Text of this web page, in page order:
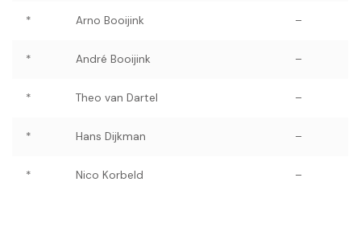
* Arno Booijink –
* André Booijink –
* Theo van Dartel –
* Hans Dijkman –
* Nico Korbeld –